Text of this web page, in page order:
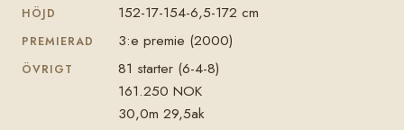
HÖJD 152-17-154-6,5-172 cm
PREMIERAD 3:e premie (2000)
ÖVRIGT
81 starter (6-4-8)
161.250 NOK
30,0m 29,5ak